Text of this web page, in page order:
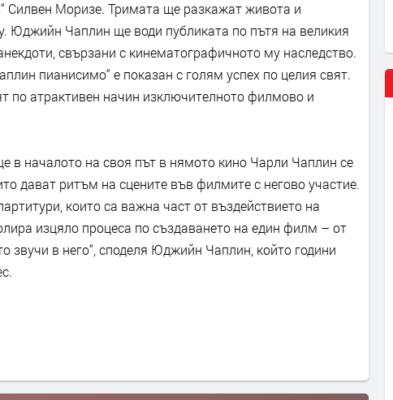
Силвен Моризе. Тримата ще разкажат живота и
Юджийн Чаплин ще води публиката по пътя на великия
свързани с кинематографичното му наследство.
пианисимо“ е показан с голям успех по целия свят.
по атрактивен начин изключителното филмово и
началото на своя път в нямото кино Чарли Чаплин се
дават ритъм на сцените във филмите с негово участие.
които са важна част от въздействието на
изцяло процеса по създаването на един филм – от
звучи в него“, споделя Юджийн Чаплин, който години